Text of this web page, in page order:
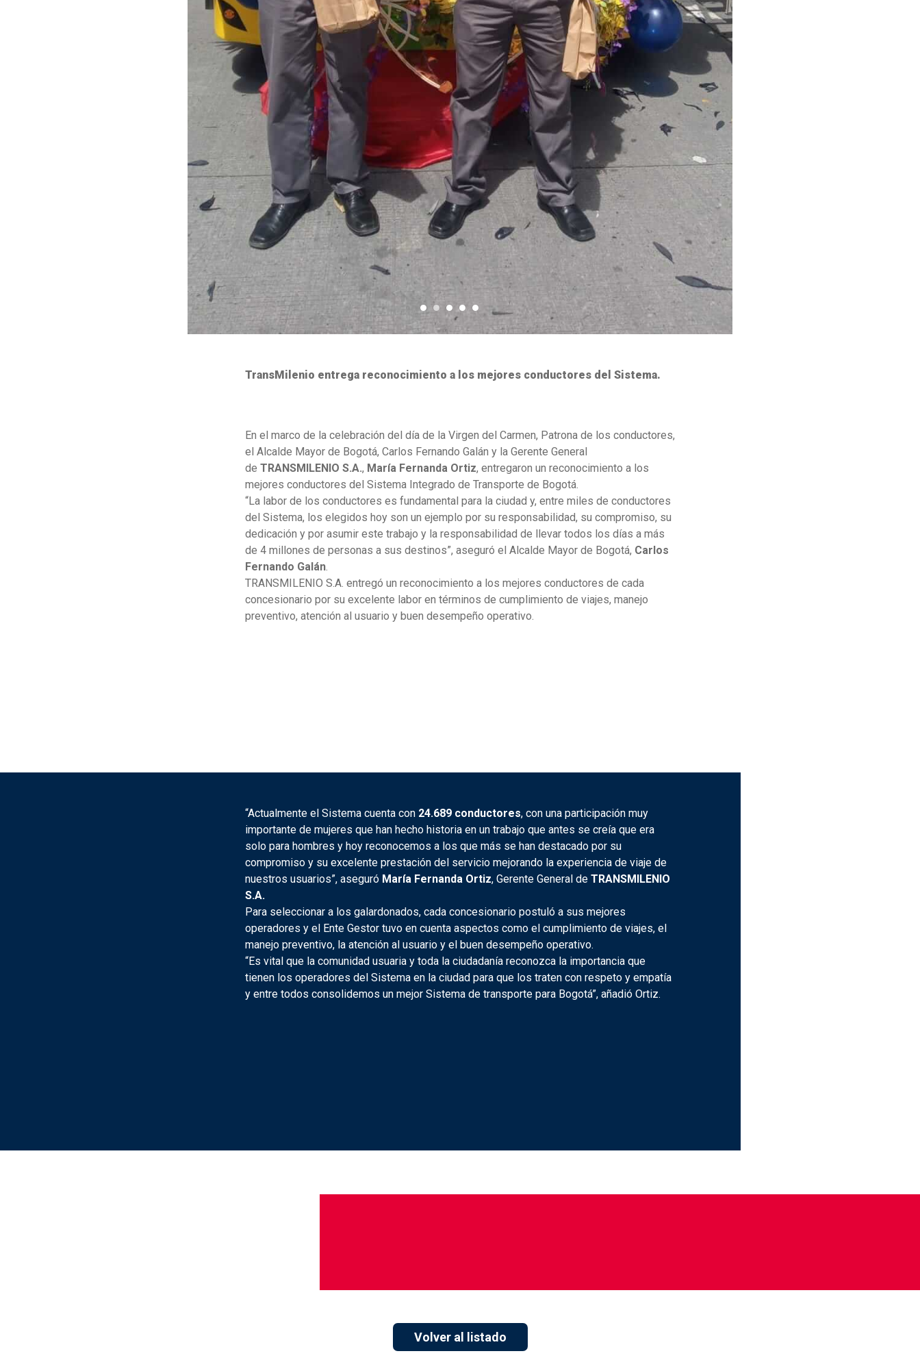
TransMilenio entrega reconocimiento a los mejores conductores del Sistema.
En el marco de la celebración del día de la Virgen del Carmen, Patrona de los conductores,
el Alcalde Mayor de Bogotá, Carlos Fernando Galán y la Gerente General
de TRANSMILENIO S.A., María Fernanda Ortiz, entregaron un reconocimiento a los
mejores conductores del Sistema Integrado de Transporte de Bogotá.
“La labor de los conductores es fundamental para la ciudad y, entre miles de conductores
del Sistema, los elegidos hoy son un ejemplo por su responsabilidad, su compromiso, su
dedicación y por asumir este trabajo y la responsabilidad de llevar todos los días a más
de 4 millones de personas a sus destinos”, aseguró el Alcalde Mayor de Bogotá, Carlos
Fernando Galán.
TRANSMILENIO S.A. entregó un reconocimiento a los mejores conductores de cada
concesionario por su excelente labor en términos de cumplimiento de viajes, manejo
preventivo, atención al usuario y buen desempeño operativo.
“Actualmente el Sistema cuenta con24.689 conductores, con una participación muy
importante de mujeres que han hecho historia en un trabajo que antes se creía que era
solo para hombres y hoy reconocemos a los que más se han destacado por su
compromiso y su excelente prestación del servicio mejorando la experiencia de viaje de
nuestros usuarios”, aseguró María Fernanda Ortiz, Gerente General de TRANSMILENIO
S.A.
Para seleccionar a los galardonados, cada concesionario postuló a sus mejores
operadores y el Ente Gestor tuvo en cuenta aspectos como el cumplimiento de viajes, el
manejo preventivo, la atención al usuario y el buen desempeño operativo.
“Es vital que la comunidad usuaria y toda la ciudadanía reconozca la importancia que
tienen los operadores del Sistema en la ciudad para que los traten con respeto y empatía
y entre todos consolidemos un mejor Sistema de transporte para Bogotá”, añadió Ortiz.
Volver al listado